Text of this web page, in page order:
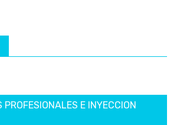
PROFESIONALES E INYECCION